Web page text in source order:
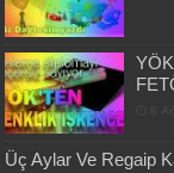
Üç Aylar Ve Regaip